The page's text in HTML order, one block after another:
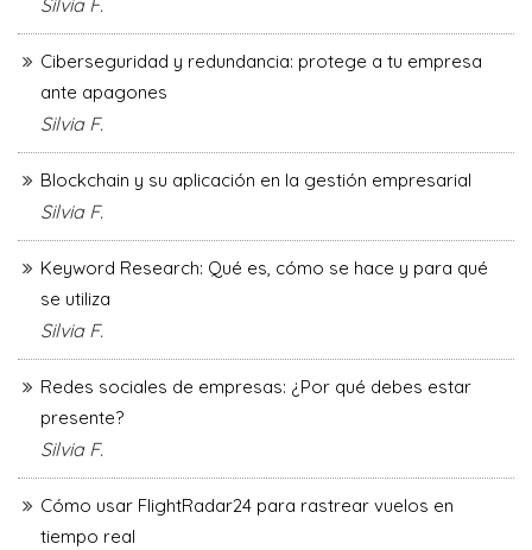
Silvia F.
Ciberseguridad y redundancia: protege a tu empresa
ante apagones
Silvia F.
Blockchain y su aplicación en la gestión empresarial
Silvia F.
Keyword Research: Qué es, cómo se hace y para qué
se utiliza
Silvia F.
Redes sociales de empresas: ¿Por qué debes estar
presente?
Silvia F.
Cómo usar FlightRadar24 para rastrear vuelos en
tiempo real